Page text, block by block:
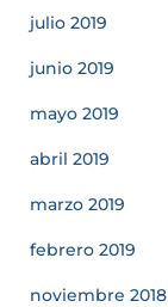
julio 2019
junio 2019
mayo 2019
abril 2019
marzo 2019
febrero 2019
noviembre 2018